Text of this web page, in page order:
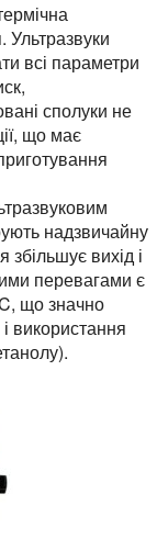
Ультразвуки
всі параметри
сполуки не
що має
надзвичайну
збільшує вихід і
перевагами є
що значно
використання